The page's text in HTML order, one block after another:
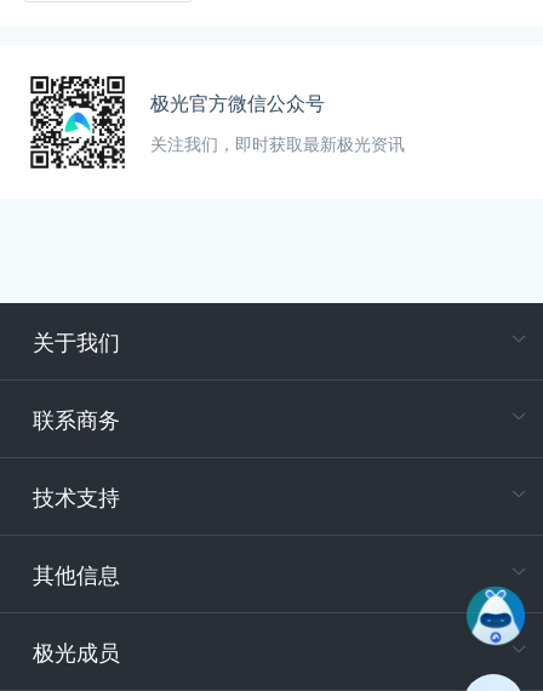
极光官方微信公众号
关注我们，即时获取最新极光资讯
关于我们
联系商务
技术支持
其他信息
极光成员
电
400-
技